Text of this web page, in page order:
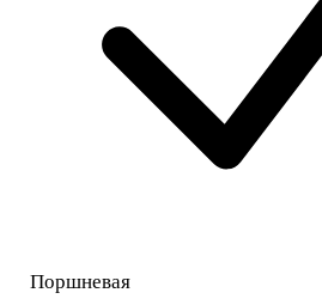
Поршневая